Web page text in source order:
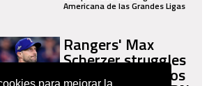
para mejorar la
Americana de las Grandes Ligas
Rangers' Max
Scherzer struggles
in return as Astros